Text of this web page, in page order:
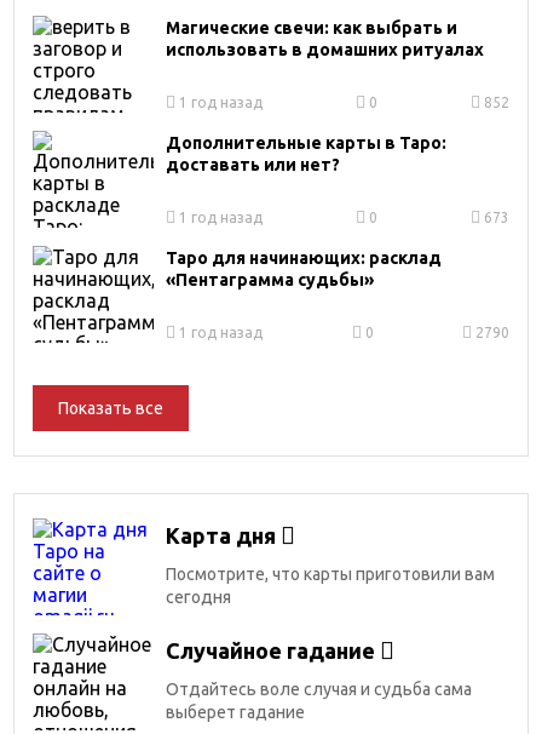
Магические свечи: как выбрать и
использовать в домашних ритуалах
1 год назад 0 852
Дополнительные карты в Таро:
доставать или нет?
1 год назад 0 673
Таро для начинающих: расклад
«Пентаграмма судьбы»
1 год назад 0 2790
Показать все
Карта дня
Посмотрите, что карты приготовили вам
сегодня
Случайное гадание
Отдайтесь воле случая и судьба сама
выберет гадание